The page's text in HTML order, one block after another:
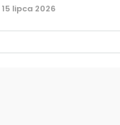
15 lipca 2026